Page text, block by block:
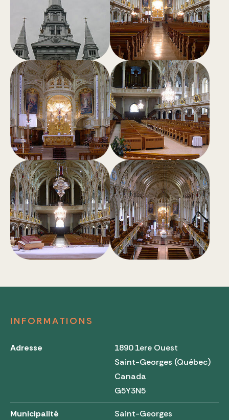
INFORMATIONS
Adresse
1890 1ere Ouest
Saint-Georges (Québec)
Canada
G5Y3N5
Municipalité Saint-Georges